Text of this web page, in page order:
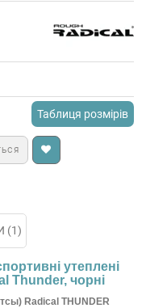
Таблиця розмірів
(1)
утеплені
Thunder, чорні
Radical THUNDER